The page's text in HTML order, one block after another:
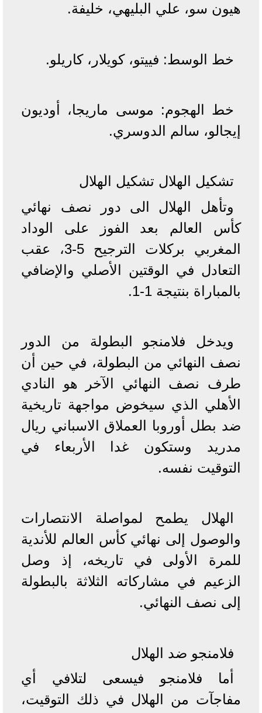
هيون سو، علي البليهي، خليفة.
خط الوسط: فييتو، كويلار، كاريلو.
خط الهجوم: موسى ماريجا، أوديون
إيجالو، سالم الدوسري.
تشكيل الهلال تشكيل الهلال
وتأهل الهلال الى دور نصف نهائي
كأس العالم بعد الفوز على الوداد
المغربي بركلات الترجيح 5-3، عقب
التعادل في الوقتين الأصلي والإضافي
بالمباراة بنتيجة 1-1.
ويدخل فلامنجو البطولة من الدور
نصف النهائي من البطولة، في حين أن
طرف نصف النهائي الآخر هو النادي
الأهلي الذي سيخوض مواجهة تاريخية
ضد بطل أوروبا العملاق الاسباني ريال
مدريد وستكون غدا الأربعاء في
التوقيت نفسه.
الهلال يطمح لمواصلة الانتصارات
والوصول إلى نهائي كأس العالم للأندية
للمرة الأولى في تاريخه، إذ وصل
الزعيم في مشاركاته الثلاثة بالبطولة
إلى نصف النهائي.
فلامنجو ضد الهلال
أما فلامنجو فيسعى لتلافي أي
مفاجآت من الهلال في ذلك التوقيت،